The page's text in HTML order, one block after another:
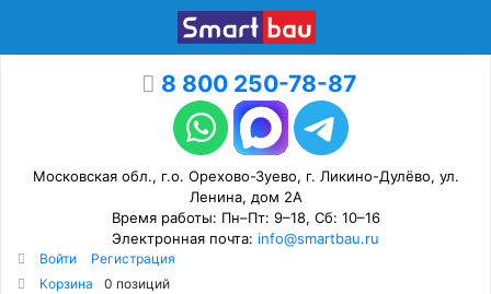
8 800 250-78-87
Московская обл., г.о. Орехово-Зуево, г. Ликино-Дулёво, ул.
Ленина, дом 2А
Время работы: Пн–Пт: 9–18, Сб: 10–16
Электронная почта: info@smartbau.ru
Войти
Регистрация
Корзина
0 позиций